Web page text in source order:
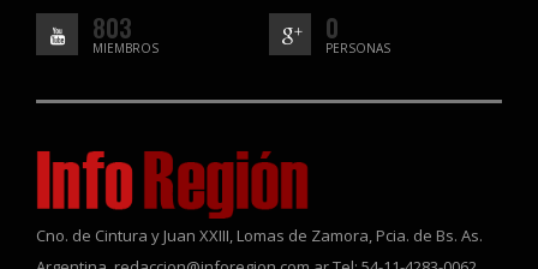
803
MIEMBROS
0
PERSONAS
Cno. de Cintura y Juan XXIII, Lomas de Zamora, Pcia. de Bs. As.